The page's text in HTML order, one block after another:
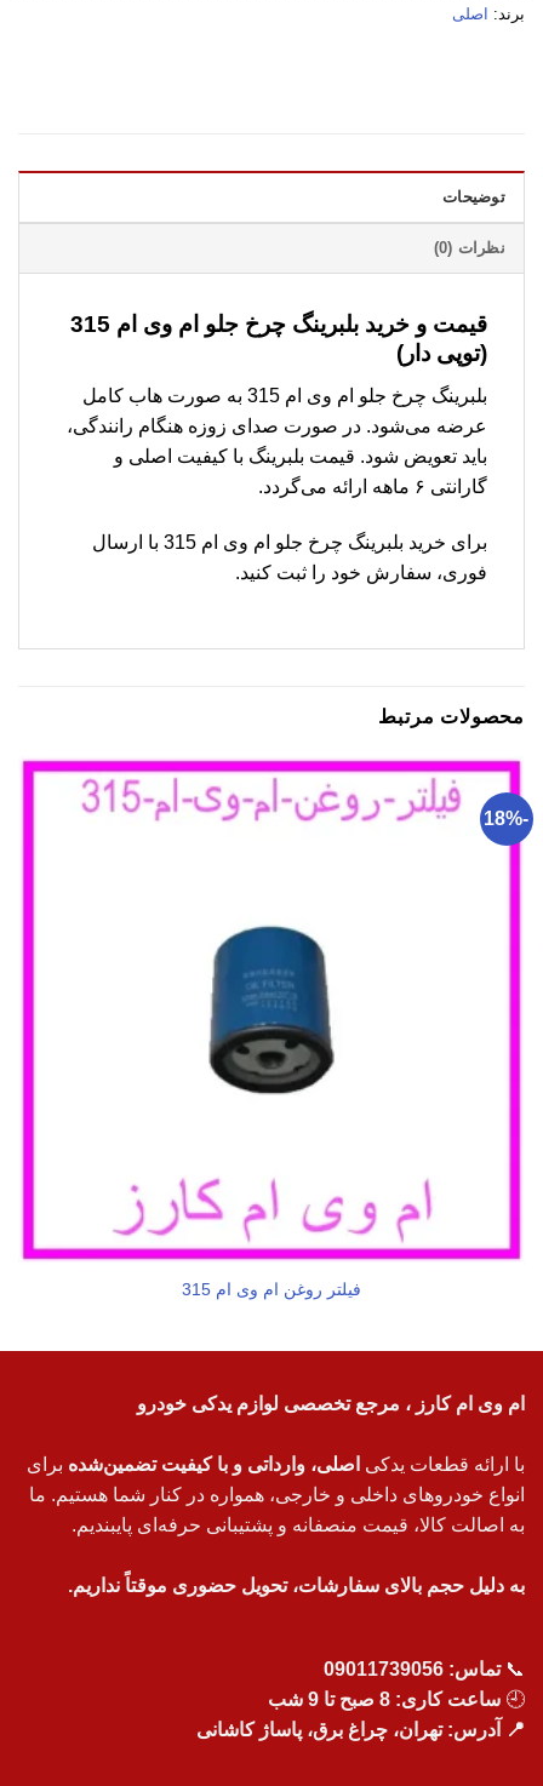
برند: اصلی
توضیحات
نظرات (0)
قیمت و خرید بلبرینگ چرخ جلو ام وی ام 315
(توپی دار)
بلبرینگ چرخ جلو ام وی ام 315 به صورت هاب کامل
عرضه می‌شود. در صورت صدای زوزه هنگام رانندگی،
باید تعویض شود. قیمت بلبرینگ با کیفیت اصلی و
گارانتی ۶ ماهه ارائه می‌گردد.
برای خرید بلبرینگ چرخ جلو ام وی ام 315 با ارسال
فوری، سفارش خود را ثبت کنید.
محصولات مرتبط
-18%
فیلتر روغن ام وی ام 315
ام وی ام کارز ، مرجع تخصصی لوازم یدکی خودرو
با ارائه قطعات یدکی اصلی، وارداتی و با کیفیت تضمین‌شده برای
انواع خودروهای داخلی و خارجی، همواره در کنار شما هستیم. ما
به اصالت کالا، قیمت منصفانه و پشتیبانی حرفه‌ای پایبندیم.
به دلیل حجم بالای سفارشات، تحویل حضوری موقتاً نداریم.
📞تماس: 09011739056
🕘 ساعت کاری: 8 صبح تا 9 شب
📍 آدرس: تهران، چراغ برق، پاساژ کاشانی